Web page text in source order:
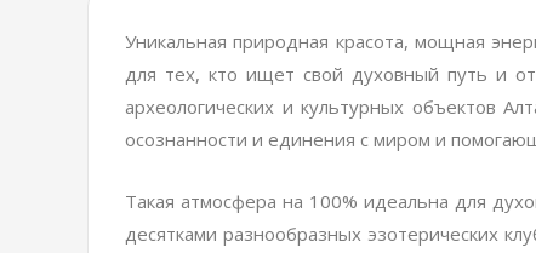
Уникальная природная красота, мощная
для тех, кто ищет свой духовный путь и
археологических и культурных объектов
осознанности и единения с миром и
Такая атмосфера на 100% идеальна для
десятками разнообразных эзотерических